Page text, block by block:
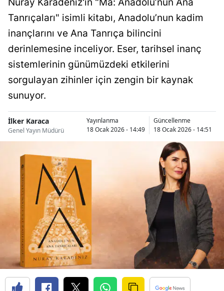
Tanrıçaları" isimli kitabı, Anadolu’nun kadim
inançlarını ve Ana Tanrıça bilincini
derinlemesine inceliyor. Eser, tarihsel inanç
sistemlerinin günümüzdeki etkilerini
sorgulayan zihinler için zengin bir kaynak
sunuyor.
İlker Karaca
Genel Yayın Müdürü
Yayınlanma
18 Ocak 2026 - 14:49
Güncellenme
18 Ocak 2026 - 14:51